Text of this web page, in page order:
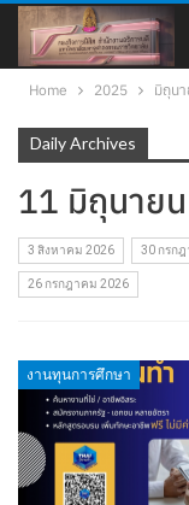
Home 2025 มิถุน
Daily Archives
11 มิถุนาย
3 สิงหาคม 2026 30 กรก
26 กรกฎาคม 2026
งานทุนการศึกษา